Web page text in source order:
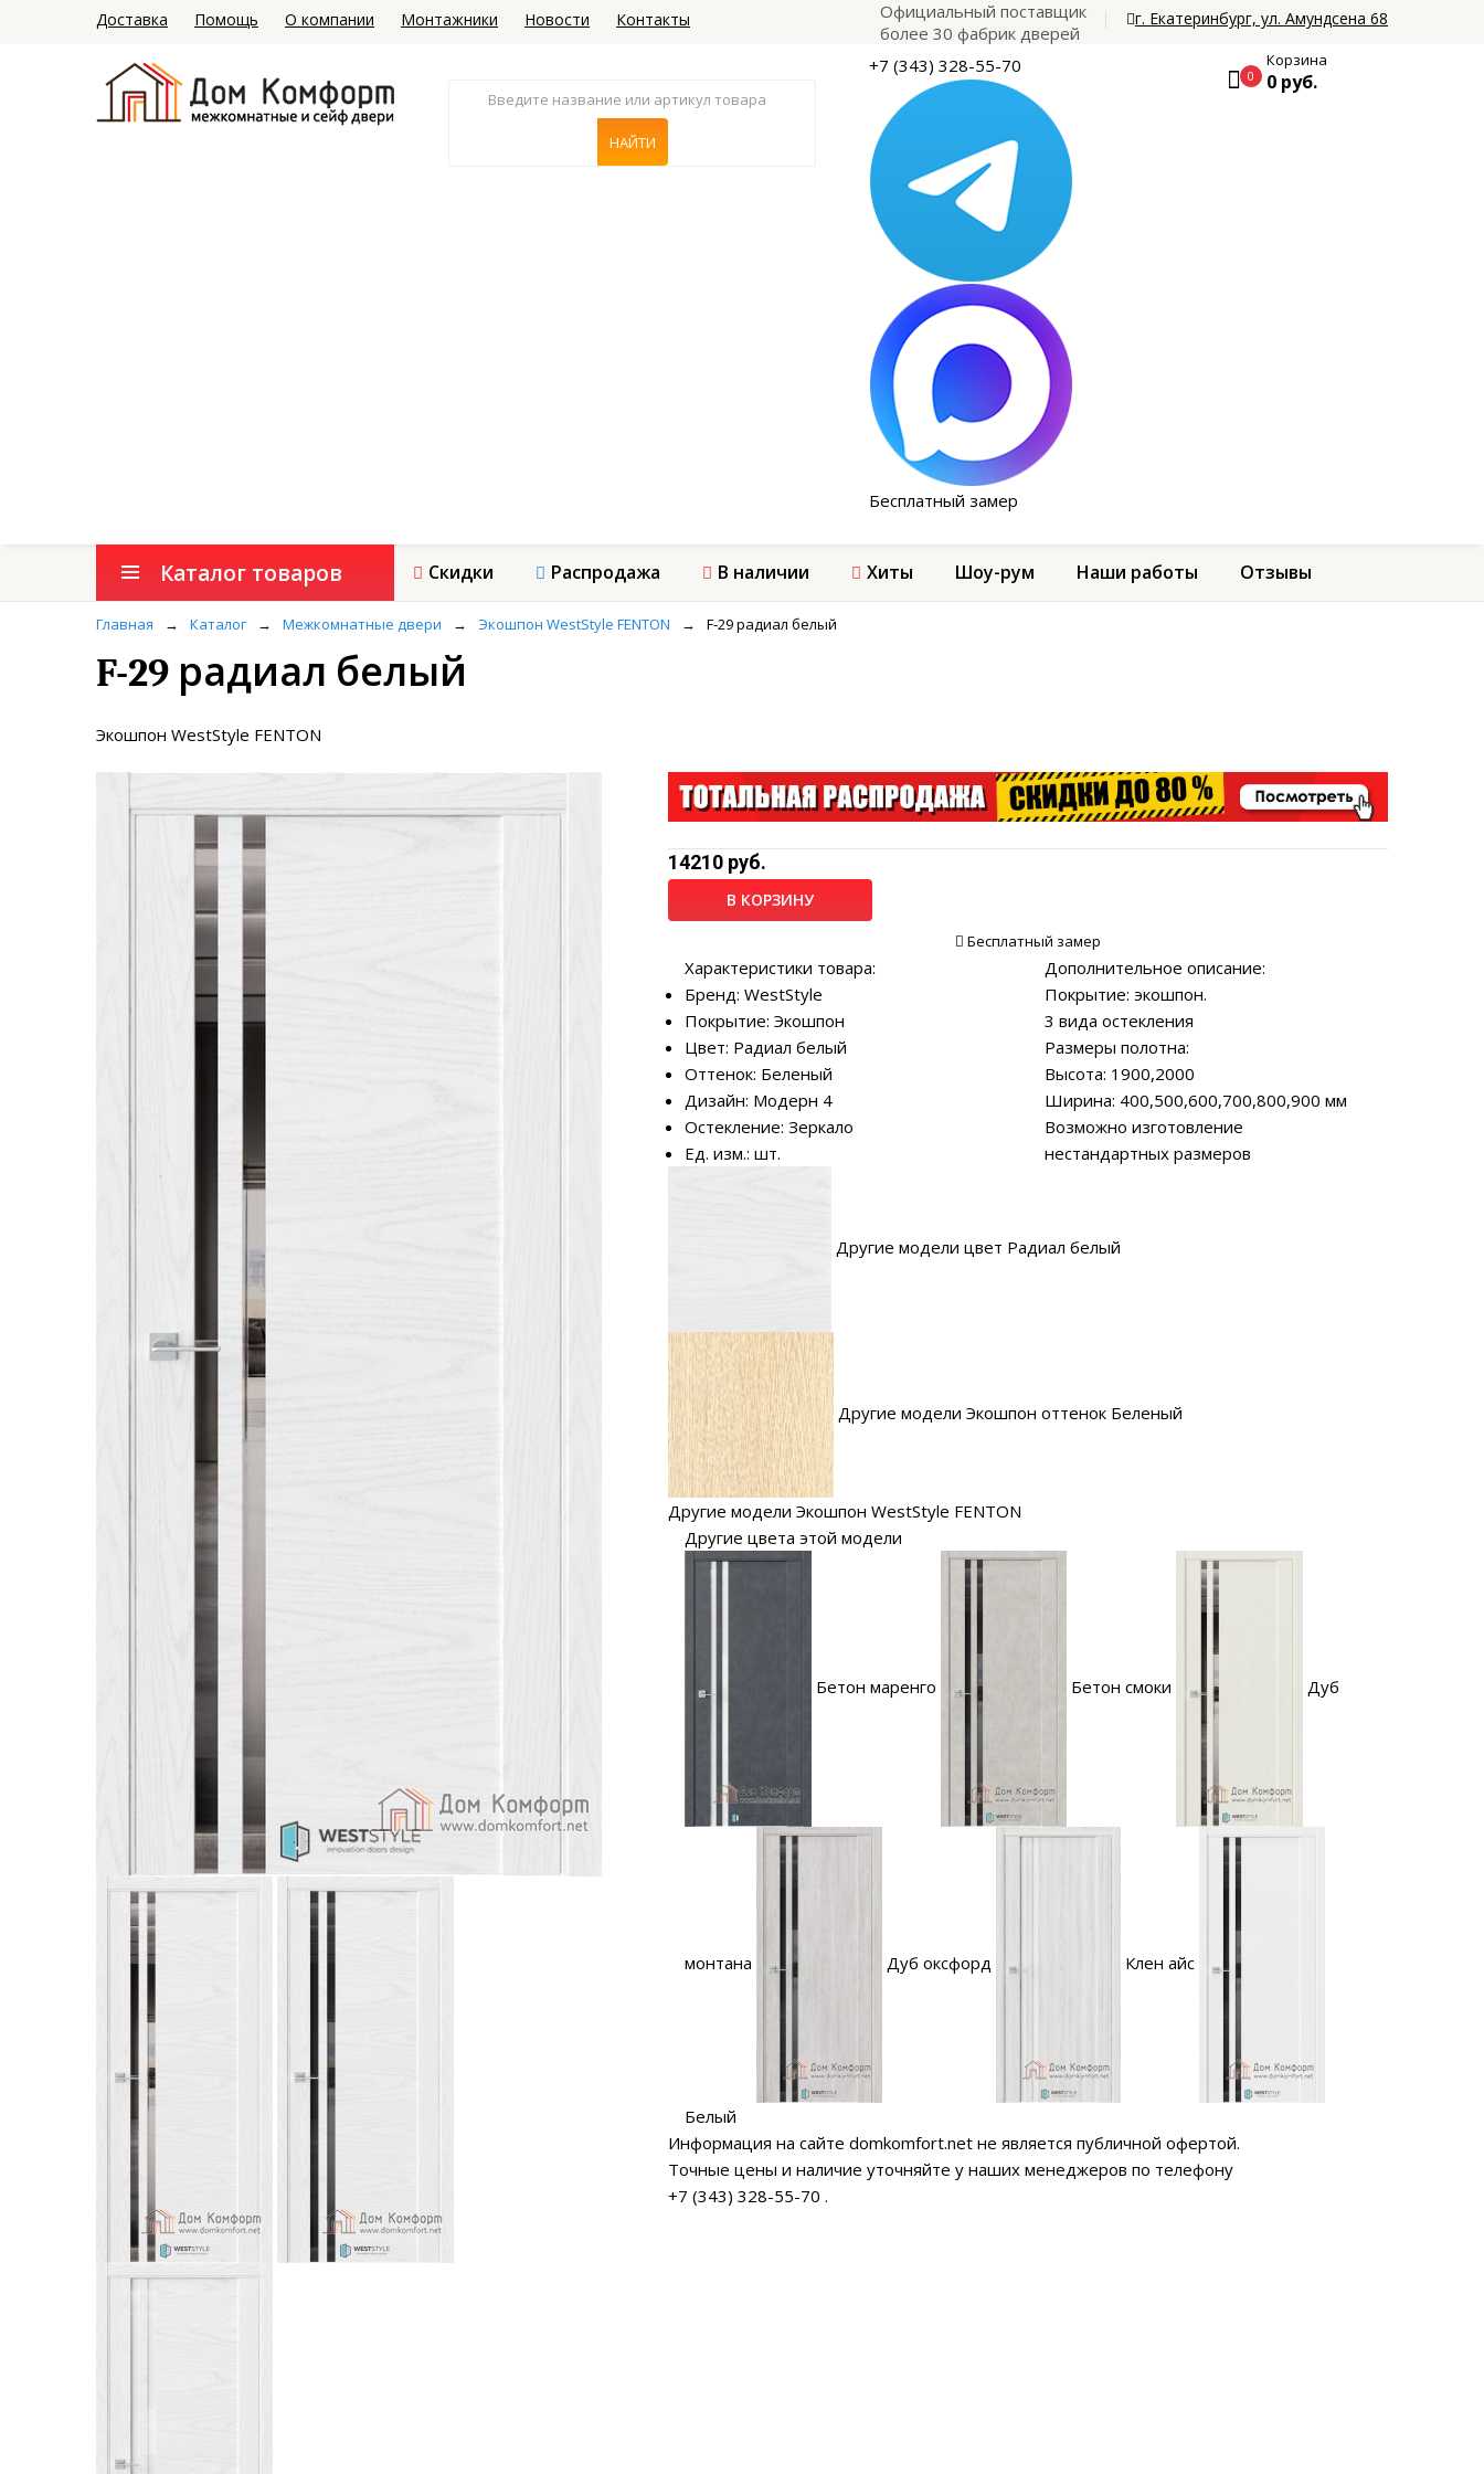
Доставка Помощь О компании Монтажники Новости Контакты
Официальный поставщик
более 30 фабрик дверей
г. Екатеринбург, ул. Амундсена 68
+7 (343) 328-55-70
Бесплатный замер
0
Корзина
0 руб.
Каталог товаров Скидки Распродажа В наличии Хиты Шоу-рум Наши работы Отзывы
Главная → Каталог → Межкомнатные двери → Экошпон WestStyle FENTON → F-29 радиал белый
F-29 радиал белый
Экошпон WestStyle FENTON
14210 руб.
В КОРЗИНУ
Бесплатный замер
Характеристики товара:
Бренд: WestStyle
Покрытие: Экошпон
Цвет: Радиал белый
Оттенок: Беленый
Дизайн: Модерн 4
Остекление: Зеркало
Ед. изм.: шт.
Дополнительное описание:
Покрытие: экошпон.
3 вида остекления
Размеры полотна:
Высота: 1900,2000
Ширина: 400,500,600,700,800,900 мм
Возможно изготовление
нестандартных размеров
Другие модели цвет Радиал белый
Другие модели Экошпон оттенок Беленый
Другие модели Экошпон WestStyle FENTON
Другие цвета этой модели
Бетон маренго Бетон смоки Дуб
монтана Дуб оксфорд Клен айс
Белый
Информация на сайте domkomfort.net не является публичной офертой.
Точные цены и наличие уточняйте у наших менеджеров по телефону
+7 (343) 328-55-70 .